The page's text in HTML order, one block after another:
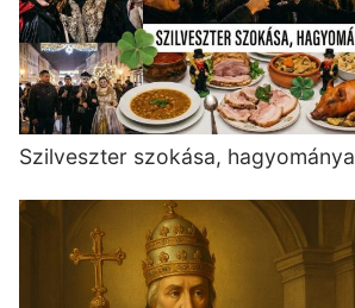
Szilveszter szokása, hagyománya